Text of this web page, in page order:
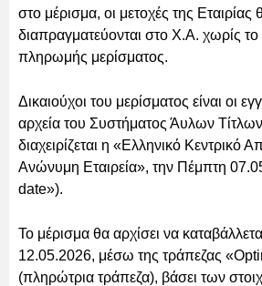
στο μέρισμα, οι μετοχές της Εταιρίας
διαπραγματεύονται στο Χ.Α. χωρίς το
πληρωμής μερίσματος.
Δικαιούχοι του μερίσματος είναι οι
αρχεία του Συστήματος Άυλων
διαχειρίζεται η «Ελληνικό Κεντρικό
Ανώνυμη Εταιρεία», την Πέμπτη
date»).
Το μέρισμα θα αρχίσει να
12.05.2026, μέσω της τράπεζας
(πληρώτρια τράπεζα), βάσει των